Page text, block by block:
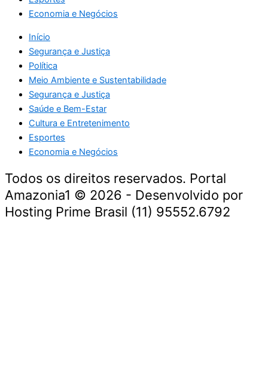
Economia e Negócios
Início
Segurança e Justiça
Política
Meio Ambiente e Sustentabilidade
Segurança e Justiça
Saúde e Bem-Estar
Cultura e Entretenimento
Esportes
Economia e Negócios
Todos os direitos reservados. Portal
Amazonia1 © 2026 - Desenvolvido por
Hosting Prime Brasil (11) 95552.6792